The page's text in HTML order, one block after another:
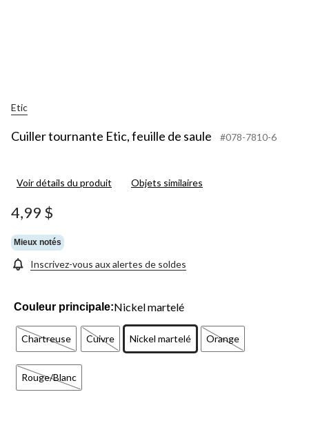
Etic
Cuiller tournante Etic, feuille de saule #078-7810-6
Voir détails du produit Objets similaires
4,99 $
Mieux notés
Inscrivez-vous aux alertes de soldes
Couleur principale:Nickel martelé
Chartreuse Cuivre Nickel martelé Orange
Rouge/Blanc